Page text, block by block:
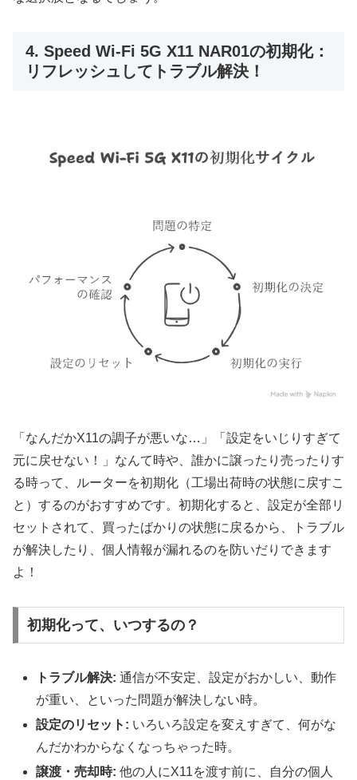
4. Speed Wi-Fi 5G X11 NAR01の初期化：
リフレッシュしてトラブル解決！
「なんだかX11の調子が悪いな…」「設定をいじりすぎて
元に戻せない！」なんて時や、誰かに譲ったり売ったりす
る時って、ルーターを初期化（工場出荷時の状態に戻すこ
と）するのがおすすめです。初期化すると、設定が全部リ
セットされて、買ったばかりの状態に戻るから、トラブル
が解決したり、個人情報が漏れるのを防いだりできます
よ！
初期化って、いつするの？
トラブル解決: 通信が不安定、設定がおかしい、動作
が重い、といった問題が解決しない時。
設定のリセット: いろいろ設定を変えすぎて、何がな
んだかわからなくなっちゃった時。
譲渡・売却時: 他の人にX11を渡す前に、自分の個人